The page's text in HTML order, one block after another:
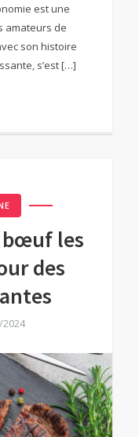
est une
amateurs de
son histoire
s’est […]
bœuf les
des